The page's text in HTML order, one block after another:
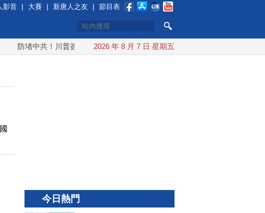
影音 | 大賽 | 新唐人之友 | 節目表
防堵中共！川普簽行政令 對多晶矽課15%關稅
2026 年 8 月 7 日 星期五
今日熱門